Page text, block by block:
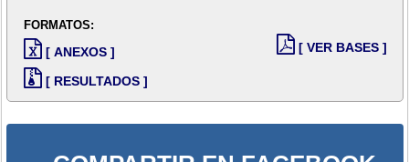
FORMATOS:
[ ANEXOS ]
[ RESULTADOS ]
[ VER BASES ]